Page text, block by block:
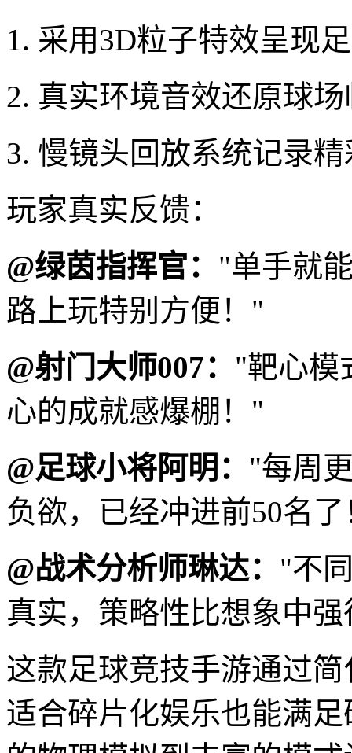
1. 采用3D粒子特效呈现
2. 真实环境音效还原球
3. 慢镜头回放系统记录
玩家真实反馈：
@绿茵指挥官： "单手就
路上玩特别方便！"
@射门大师007： "靶心模
心的成就感爆棚！"
@足球小将阿明： "每周
负欲，已经冲进前50名
@战术分析师琳达： "不
真实，策略性比想象中
这款足球竞技手游通过
适合碎片化娱乐也能满